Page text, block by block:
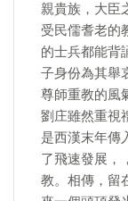
親貴族，大臣
受民儒耆老的
的士兵都能背
子身份為其舉
尊師重教的風
劉庄雖然重視
是西漢末年傳
了飛速發展，
教。相傳，留